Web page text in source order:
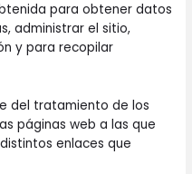
para obtener datos
administrar el sitio,
y para recopilar
del tratamiento de los
páginas web a las que
enlaces que